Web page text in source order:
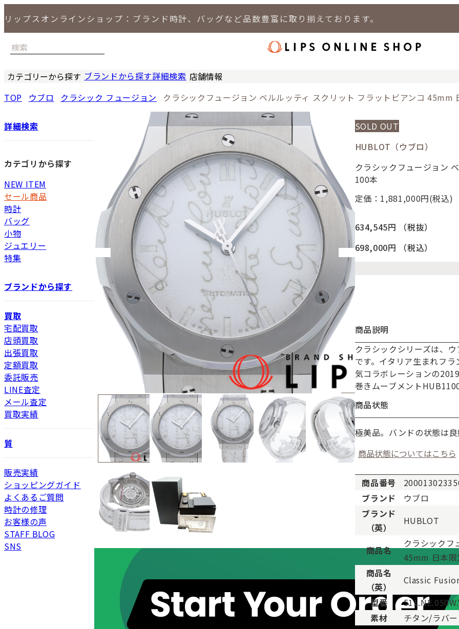
リップスオンラインショップ：ブランド時計、バッグなど品数豊富に取り揃えております。
カテゴリーから探す ブランドから探す詳細検索 店舗情報
TOP ウブロ クラシック フュージョン クラシックフュージョン ベルルッティ スクリット フラットビアンコ 45mm
詳細検索
カテゴリから探す
NEW ITEM
セール商品
時計
バッグ
小物
ジュエリー
特集
ブランドから探す
買取
宅配買取
店頭買取
出張買取
定額買取
委託販売
LINE査定
メール査定
買取実績
質
販売実績
ショッピングガイド
よくあるご質問
時計の修理
お客様の声
STAFF BLOG
SNS
SOLD OUT
HUBLOT（ウブロ）
クラシックフュージョン
100本
定価：1,881,000円(税込)
634,545円
（税抜）
698,000円
（税込）
お買い物を続ける カートへ進む
商品説明
クラシックシリーズは、
です。イタリア生まれフ
気コラボレーションの
巻きムーブメント
商品状態
極美品。バンドの状態は
商品状態についてはこちら
新品
新品状態。
未使用 展示品などの未使用品。
SAランク未使用同様品。数回使用した程度、もしくは新品に近い状態の商品。
Aランク 僅かな傷、汚れはありますが比較的程度の良い商品。
ABランク
少々使用感はありますが、キズや汚れが少なめで比較的状態の良い商品。
Bランク
一般的な使用感があり、傷・汚れがあるが使用に支障が無い商品。
BCランク
とても使用感のある商品。傷や汚れなどがあり、目立つ場合があります。
色濃く使用感があり、傷や汚れが多く目立つ場合があります。
商品番号
ブランド
ウブロ
ブランド
（英）
HUBLOT
商品名
クラシックフ
45mm 日本
商品名
（英）
Classic
型番
素材
チタン/ラバー